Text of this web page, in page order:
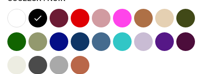
Blanc Noir BordeauxRouge Rose
(Vieux)
Rose
fuchsia
CognacBeige
Kaki
(Vert
Armée)
Vert
foncé
Vert
Olive
Bleu
cobalt
Bleu
foncé
Bleu
jeans
Bleu
turquoise
Lavande
(Violet)
Violet Prune
(Violet)
Ecru
Gris
anthracite
Gris Argile